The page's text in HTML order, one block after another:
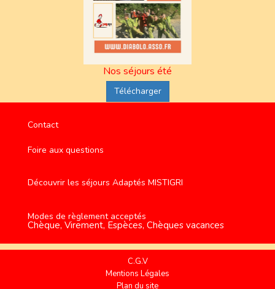
Nos séjours été
Télécharger
Contact
Foire aux questions
Découvrir les séjours Adaptés MISTIGRI
Modes de règlement acceptés
Chèque, Virement, Espèces, Chèques vacances
C.G.V
Mentions Légales
Plan du site